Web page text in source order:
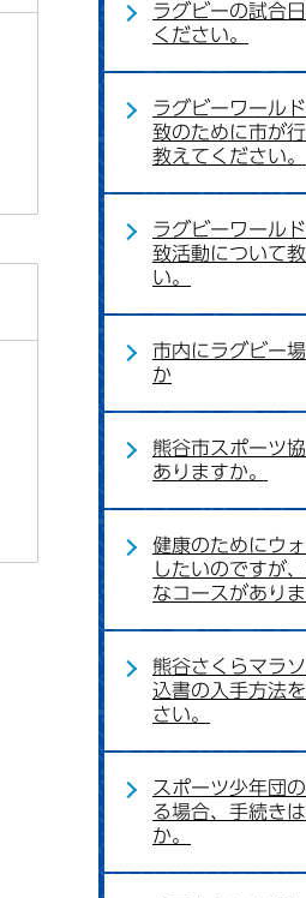
ラグビーの試合
ください。
ラグビーワール
致のために市が
教えてください。
ラグビーワール
致活動について
い。
市内にラグビー
か
熊谷市スポーツ
ありますか。
健康のためにウ
したいのですが
なコースがあり
熊谷さくらマラ
込書の入手方法
さい。
スポーツ少年団
る場合、手続き
か。